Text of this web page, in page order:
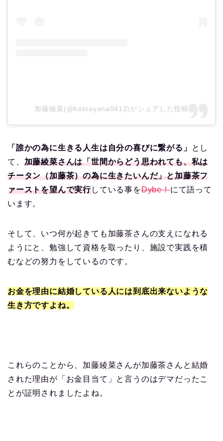
加藤綾菜(@katoayana0412)がシェアした投稿
「誰かの為に生きる人生は自分の喜びに繋がる」
とし
て、 加藤綾菜さんは「世間からどう思われても、私は
チータン（加藤茶）の為に生きたいんだ」と加藤茶フ
ァーストを望んで実行している事をDybe！にて語って
います。
そして、いつ何が起きても加藤茶さんの支えになれる
ようにと、勉強して資格を取ったり、施設で実践を積
むなどの努力をしているのです。
お金を理由に結婚している人には到底出来ないような
生き方ですよね。
これらのことから、加藤綾菜さんが加藤茶さんと結婚
された理由が「お金目当て」と言うのはデマだったこ
とが証明されましたよね。